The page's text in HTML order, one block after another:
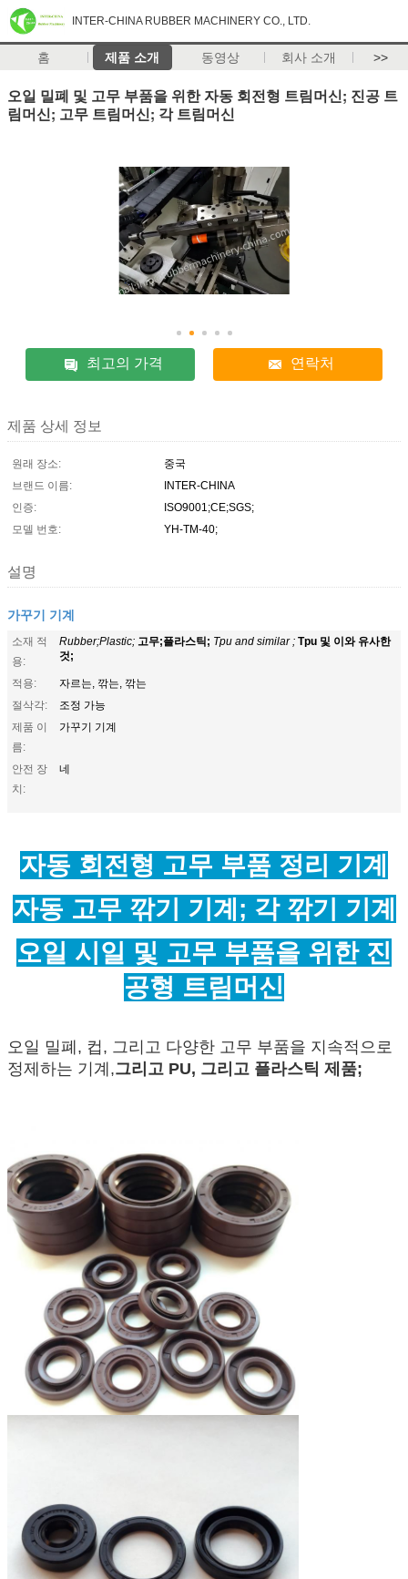
INTER-CHINA RUBBER MACHINERY CO., LTD.
홈 제품 소개 동영상 회사 소개 >>
오일 밀폐 및 고무 부품을 위한 자동 회전형 트림머신; 진공 트
림머신; 고무 트림머신; 각 트림머신
최고의 가격 연락처
제품 상세 정보
원래 장소:
중국
브랜드 이름:
INTER-CHINA
인증:
ISO9001;CE;SGS;
모델 번호:
YH-TM-40;
설명
가꾸기 기계
소재 적
용:
Rubber;Plastic; 고무;플라스틱; Tpu and similar ; Tpu 및 이와 유사한
것;
적용:
자르는, 깎는, 깎는
절삭각:
조정 가능
제품 이
름:
가꾸기 기계
안전 장
치:
네
자동 회전형 고무 부품 정리 기계
자동 고무 깎기 기계; 각 깎기 기계
오일 시일 및 고무 부품을 위한 진
공형 트림머신
오일 밀폐, 컵, 그리고 다양한 고무 부품을 지속적으로
정제하는 기계,그리고 PU, 그리고 플라스틱 제품;